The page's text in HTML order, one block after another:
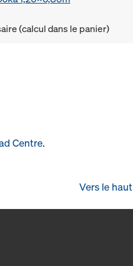
(calcul dans le panier)
Centre.
Vers le haut